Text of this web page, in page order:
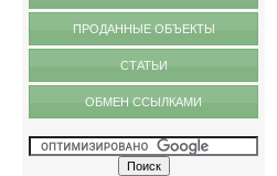
ПРОДАННЫЕ ОБЪЕКТЫ
СТАТЬИ
ОБМЕН ССЫЛКАМИ